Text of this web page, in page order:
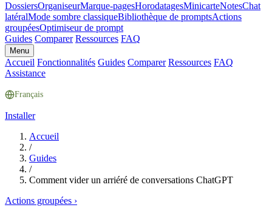
DossiersOrganiseurMarque-pagesHorodatagesMinicarteNotesChat
latéralMode sombre classiqueBibliothèque de promptsActions
groupéesOptimiseur de prompt
Guides Comparer Ressources FAQ
Menu
Accueil Fonctionnalités Guides Comparer Ressources FAQ
Assistance
Français
Installer
Accueil
/
Guides
/
Comment vider un arriéré de conversations ChatGPT
Actions groupées ›